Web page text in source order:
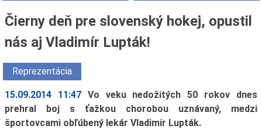
Čierny deň pre slovenský hokej, opustil
nás aj Vladimír Lupták!
Reprezentácia
15.09.2014 11:47 Vo veku nedožitých 50 rokov dnes
prehral boj s ťažkou chorobou uznávaný, medzi
športovcami obľúbený lekár Vladimír Lupták.